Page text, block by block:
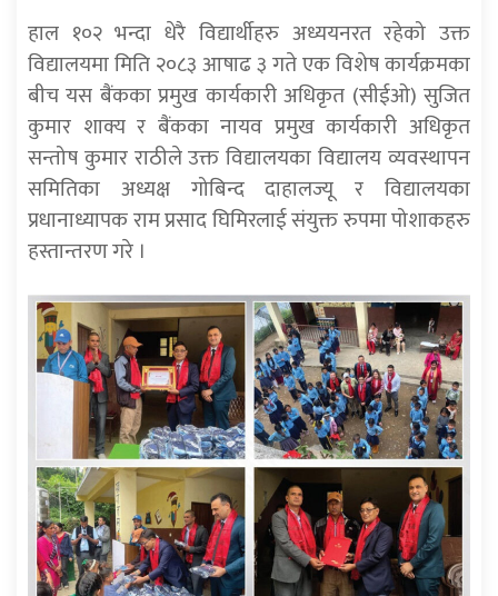
हाल १०२ भन्दा धेरै विद्यार्थीहरु अध्ययनरत रहेको उक्त
विद्यालयमा मिति २०८३ आषाढ ३ गते एक विशेष कार्यक्रमका
बीच यस बैंकका प्रमुख कार्यकारी अधिकृत (सीईओ) सुजित
कुमार शाक्य र बैंकका नायव प्रमुख कार्यकारी अधिकृत
सन्तोष कुमार राठीले उक्त विद्यालयका विद्यालय व्यवस्थापन
समितिका अध्यक्ष गोबिन्द दाहालज्यू र विद्यालयका
प्रधानाध्यापक राम प्रसाद घिमिरलाई संयुक्त रुपमा पोशाकहरु
हस्तान्तरण गरे ।